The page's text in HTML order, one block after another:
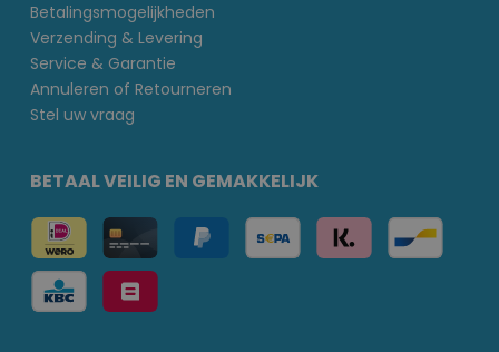
Betalingsmogelijkheden
Verzending & Levering
Service & Garantie
Annuleren of Retourneren
Stel uw vraag
BETAAL VEILIG EN GEMAKKELIJK